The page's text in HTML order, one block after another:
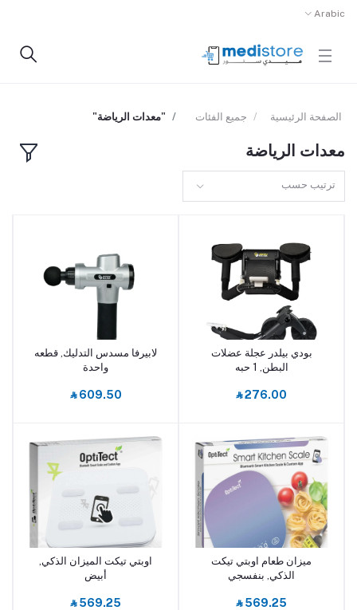
Arabic
الصفحة الرئيسية جميع الفئات "معدات الرياضة"
معدات الرياضة
ترتيب حسب
أضف إلى السلة
بودي بيلدر عجلة عضلات
البطن, 1 حبه
‎⃁ 276.00
أضف إلى السلة
لابيرفا مسدس التدليك, قطعه
واحدة
‎⃁ 609.50
أضف إلى السلة
ميزان طعام اوبتي تيكت
الذكي, بنفسجي
‎⃁ 569.25
أضف إلى السلة
اوبتي تيكت الميزان الذكي,
أبيض
‎⃁ 569.25